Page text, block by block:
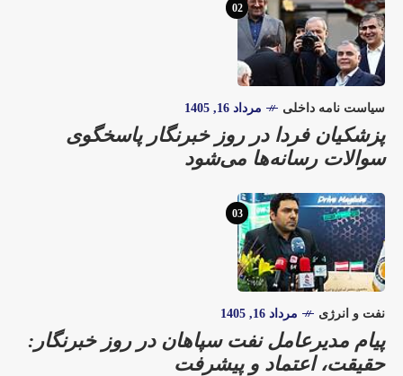
02
سیاست نامه داخلی مرداد 16, 1405
پزشکیان فردا در روز خبرنگار پاسخگوی
سوالات رسانه‌ها می‌شود
03
نفت و انرژی مرداد 16, 1405
پیام مدیرعامل نفت سپاهان در روز خبرنگار:
حقیقت، اعتماد و پیشرفت